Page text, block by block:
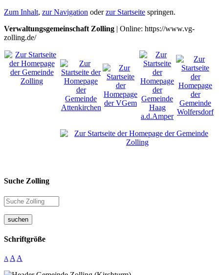
Zum Inhalt, zur Navigation oderzur Startseite springen.
Verwaltungsgemeinschaft Zolling | Online: https://www.vg-
zolling.de/
Suche Zolling
suchen
Schriftgröße
A A A